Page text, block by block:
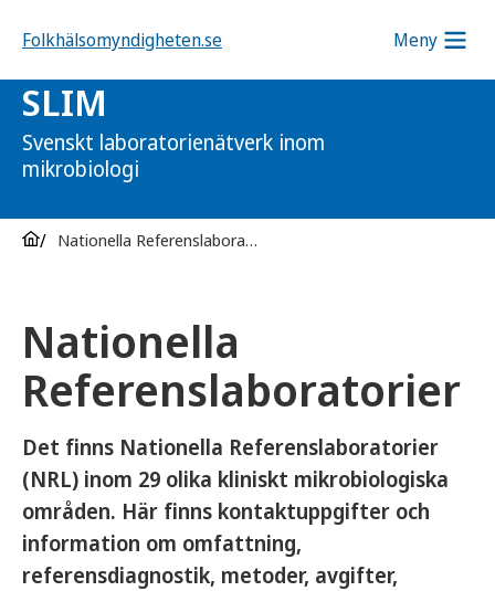
Folkhälsomyndigheten.se Meny
SLIM
Svenskt laboratorienätverk inom
mikrobiologi
Nationella Referenslaboratorier
Nationella
Referenslaboratorier
Det finns Nationella Referenslaboratorier
(NRL) inom 29 olika kliniskt mikrobiologiska
områden. Här finns kontaktuppgifter och
information om omfattning,
referensdiagnostik, metoder, avgifter,